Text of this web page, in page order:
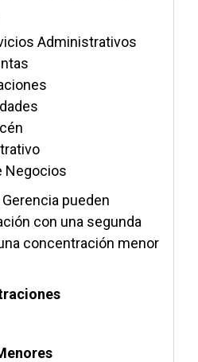
Administrativos
Negocios
pueden
con una segunda
concentración menor